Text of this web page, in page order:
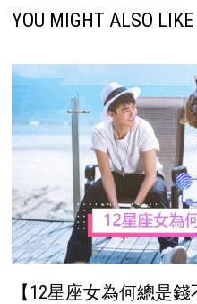
YOU MIGHT ALSO LIKE
【12星座女為何總是